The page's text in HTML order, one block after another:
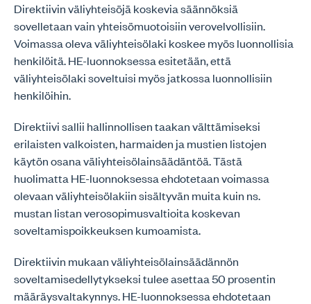
Direktiivin väliyhteisöjä koskevia säännöksiä
sovelletaan vain yhteisömuotoisiin verovelvollisiin.
Voimassa oleva väliyhteisölaki koskee myös luonnollisia
henkilöitä. HE-luonnoksessa esitetään, että
väliyhteisölaki soveltuisi myös jatkossa luonnollisiin
henkilöihin.
Direktiivi sallii hallinnollisen taakan välttämiseksi
erilaisten valkoisten, harmaiden ja mustien listojen
käytön osana väliyhteisölainsäädäntöä. Tästä
huolimatta HE-luonnoksessa ehdotetaan voimassa
olevaan väliyhteisölakiin sisältyvän muita kuin ns.
mustan listan verosopimusvaltioita koskevan
soveltamispoikkeuksen kumoamista.
Direktiivin mukaan väliyhteisölainsäädännön
soveltamisedellytykseksi tulee asettaa 50 prosentin
määräysvaltakynnys. HE-luonnoksessa ehdotetaan